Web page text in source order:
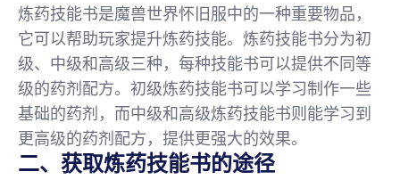
炼药技能书是魔兽世界怀旧服中的一种重要物品，
它可以帮助玩家提升炼药技能。炼药技能书分为初
级、中级和高级三种，每种技能书可以提供不同等
级的药剂配方。初级炼药技能书可以学习制作一些
基础的药剂，而中级和高级炼药技能书则能学习到
更高级的药剂配方，提供更强大的效果。
二、获取炼药技能书的途径